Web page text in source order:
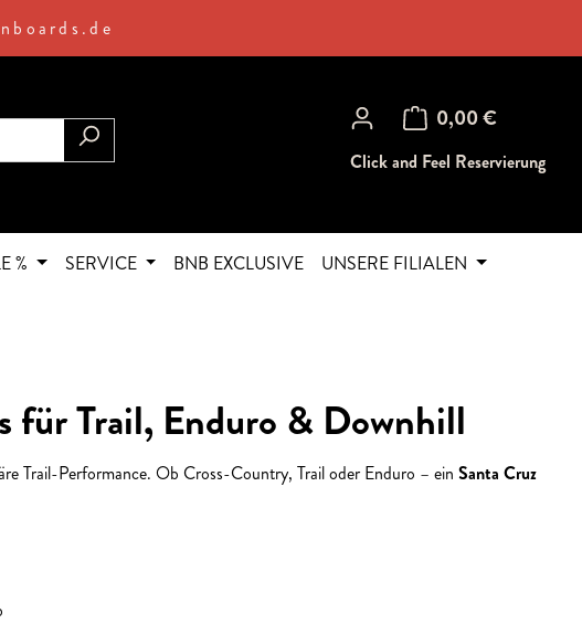
0,00 €
Warenkorb enthält 0
Click and Feel Reservierung
% SERVICE BNB EXCLUSIVE
UNSERE FILIALEN
für Trail, Enduro & Downhill
Trail-Performance. Ob Cross-Country, Trail oder Enduro – ein Santa Cruz